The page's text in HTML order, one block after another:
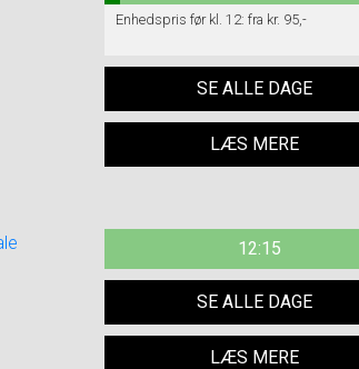
Enhedspris før kl. 12: fra kr. 95,-
SE ALLE DAGE
LÆS MERE
12:15
SE ALLE DAGE
LÆS MERE